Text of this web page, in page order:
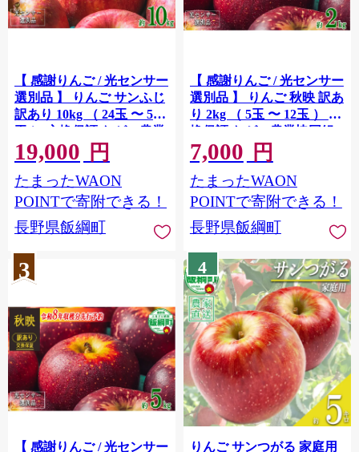
【 感謝りんご / 光センサー
選別品 】 りんご サンふじ
訳あり 10kg （ 24玉 〜 50
玉 ） 交換保証 ながの農業
協同組合 2026年12月上旬
頃から2027年1月下旬頃ま
で順次発送予定 令和8年度
収穫分 傷 不揃い リンゴ 林
野 予約 長野県 飯綱町
19,000 円
たまったWAON
POINTで寄附できる！
長野県飯綱町
【 感謝りんご / 光センサー
選別品 】 りんご 秋映 訳あ
り 2kg （ 5玉 〜 12玉 ） 交
換保証 ながの農業協同組
合 沖縄県への配送不可
2026年10月上旬頃から2026
年10月下旬頃まで順次発送
予定 令和8年度収穫分 傷
ルーツ 信州 長野 予約 長野
7,000 円
たまったWAON
POINTで寄附できる！
長野県飯綱町
3
【 感謝りんご / 光センサー
4
りんご サンつがる 家庭用